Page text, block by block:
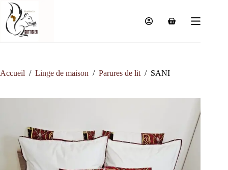
Passer
contenu
Panier
Accueil / Linge de maison / Parures de lit / SANI